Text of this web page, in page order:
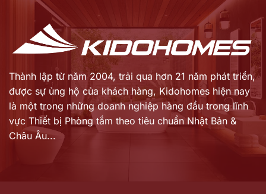
7.980.000 ₫.
Thành lập từ năm 2004, trải qua hơn 21 năm phát triển,
được sự ủng hộ của khách hàng, Kidohomes hiện nay
là một trong những doanh nghiệp hàng đầu trong lĩnh
vực Thiết bị Phòng tắm theo tiêu chuẩn Nhật Bản &
Châu Âu...